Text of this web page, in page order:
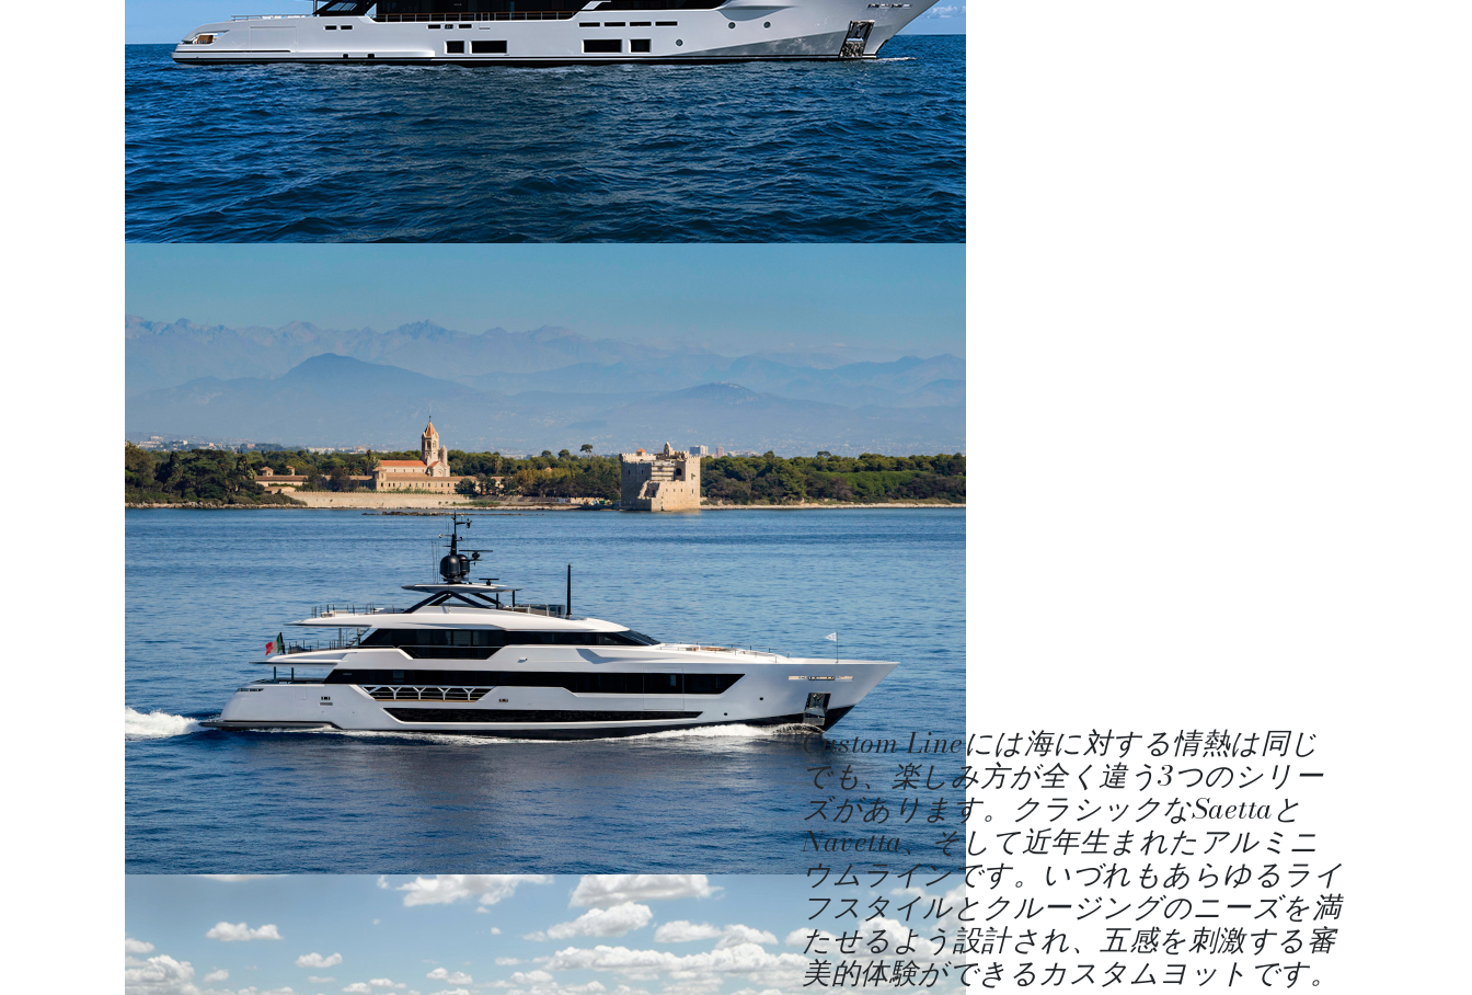
Custom Lineには海に対する情熱は同じ
でも、楽しみ方が全く違う3つのシリー
ズがあります。クラシックなSaettaと
Navetta、そして近年生まれたアルミニ
ウムラインです。いづれもあらゆるライ
フスタイルとクルージングのニーズを満
たせるよう設計され、五感を刺激する審
美的体験ができるカスタムヨットです。